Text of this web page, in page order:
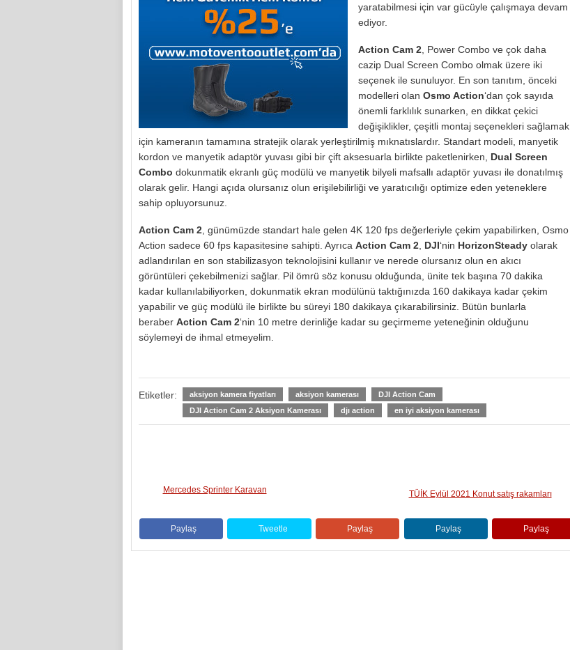
yaratabilmesi için var gücüyle çalışmaya devam
ediyor.
Action Cam 2, Power Combo ve çok daha
cazip Dual Screen Combo olmak üzere iki
seçenek ile sunuluyor. En son tanıtım, önceki
modelleri olan Osmo Action‘dan çok sayıda
önemli farklılık sunarken, en dikkat çekici
değişiklikler, çeşitli montaj seçenekleri sağlamak
için kameranın tamamına stratejik olarak yerleştirilmiş mıknatıslardır. Standart modeli, manyetik
kordon ve manyetik adaptör yuvası gibi bir çift aksesuarla birlikte paketlenirken, Dual Screen
Combo dokunmatik ekranlı güç modülü ve manyetik bilyeli mafsallı adaptör yuvası ile donatılmış
olarak gelir. Hangi açıda olursanız olun erişilebilirliği ve yaratıcılığı optimize eden yeteneklere
sahip opluyorsunuz.
Action Cam 2, günümüzde standart hale gelen 4K 120 fps değerleriyle çekim yapabilirken, Osmo
Action sadece 60 fps kapasitesine sahipti. Ayrıca Action Cam 2, DJI‘nin HorizonSteadyolarak
adlandırılan en son stabilizasyon teknolojisini kullanır ve nerede olursanız olun en akıcı
görüntüleri çekebilmenizi sağlar. Pil ömrü söz konusu olduğunda, ünite tek başına 70 dakika
kadar kullanılabiliyorken, dokunmatik ekran modülünü taktığınızda 160 dakikaya kadar çekim
yapabilir ve güç modülü ile birlikte bu süreyi 180 dakikaya çıkarabilirsiniz. Bütün bunlarla
beraber Action Cam 2‘nin 10 metre derinliğe kadar su geçirmeme yeteneğinin olduğunu
söylemeyi de ihmal etmeyelim.
Etiketler: aksiyon kamera fiyatları aksiyon kamerası
DJI Action Cam
DJI Action Cam 2 Aksiyon Kamerası
djı action en iyi aksiyon kamerası
Mercedes Sprinter Karavan TÜİK Eylül 2021 Konut satış rakamları
Paylaş Tweetle Paylaş Paylaş Paylaş